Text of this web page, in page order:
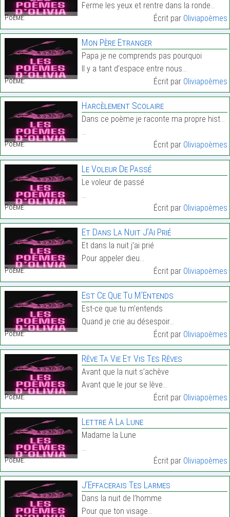
Poème:
Ferme les yeux et rentre dans la ronde…
Écrit par Oliviapoèmes
Poème:
Mon Père Étranger
Papa je ne comprends pas pourquoi
Il y a tant d’espace entre nous…
Écrit par Oliviapoèmes
Poème:
Harcèlement Scolaire
Dans ce poème je raconte ma propre histoire
…
Écrit par Oliviapoèmes
Poème:
Le Voleur De Passé
Le voleur de passé
…
Écrit par Oliviapoèmes
Poème:
Et Dans La Nuit J’Ai Prié
Et dans la nuit j’ai prié
Pour appeler dieu…
Écrit par Oliviapoèmes
Poème:
Est Ce Que Tu M’Entends
Est-ce que tu m’entends
Quand je crie au désespoir…
Écrit par Oliviapoèmes
Poème:
Rêve Ta Vie Et Vis Tes Rêves
Avant que la nuit s’achève
Avant que le jour se lève…
Écrit par Oliviapoèmes
Poème:
Lettre À La Lune
Madame la Lune
…
Écrit par Oliviapoèmes
J’Effacerais Tes Larmes
Dans la nuit de l’homme
Pour que ton visage…